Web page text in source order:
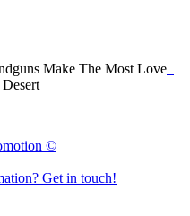
©
Get in touch!